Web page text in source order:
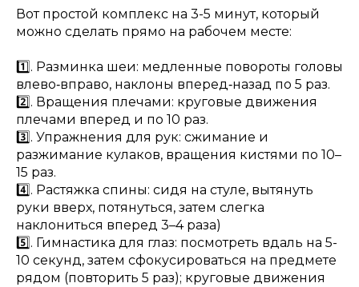
Вот простой комплекс на 3-5 минут, который
можно сделать прямо на рабочем месте:
1️⃣. Разминка шеи: медленные повороты головы
влево‑вправо, наклоны вперед‑назад по 5 раз.
2️⃣. Вращения плечами: круговые движения
плечами вперед и по 10 раз.
3️⃣. Упражнения для рук: сжимание и
разжимание кулаков, вращения кистями по 10–
15 раз.
4️⃣. Растяжка спины: сидя на стуле, вытянуть
руки вверх, потянуться, затем слегка
наклониться вперед 3–4 раза)
5️⃣. Гимнастика для глаз: посмотреть вдаль на 5-
10 секунд, затем сфокусироваться на предмете
рядом (повторить 5 раз); круговые движения